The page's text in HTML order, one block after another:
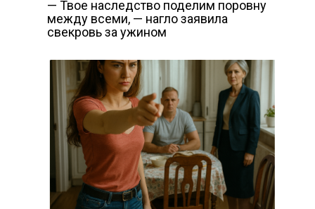
— Твое наследство поделим поровну
между всеми, — нагло заявила
свекровь за ужином